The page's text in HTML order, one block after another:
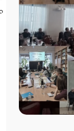
Poczta
Kontakt